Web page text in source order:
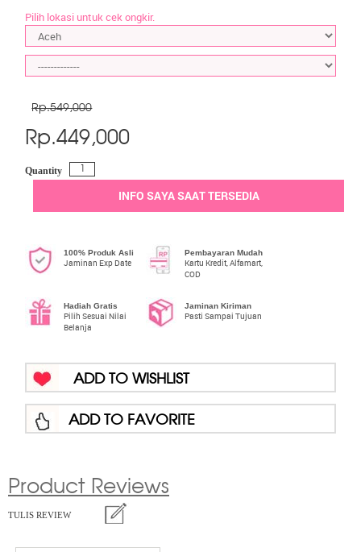
Pilih lokasi untuk cek ongkir.
Rp.549,000
Rp.449,000
Quantity
INFO SAYA SAAT TERSEDIA
100% Produk Asli
Jaminan Exp Date
Pembayaran Mudah
Kartu Kredit, Alfamart,
COD
Hadiah Gratis
Pilih Sesuai Nilai
Belanja
Jaminan Kiriman
Pasti Sampai Tujuan
ADD TO WISHLIST
ADD TO FAVORITE
Product Reviews
TULIS REVIEW